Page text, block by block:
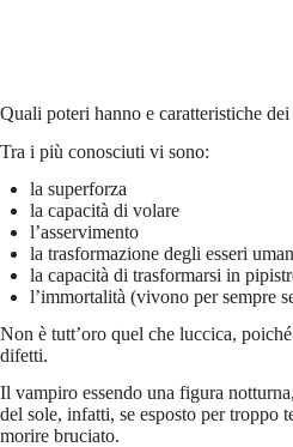
Quali poteri hanno e caratteristiche
Tra i più conosciuti vi sono:
la superforza
la capacità di volare
l’asservimento
la trasformazione degli esseri
la capacità di trasformarsi in
l’immortalità (vivono per sempre
Non è tutt’oro quel che luccica,
difetti.
Il vampiro essendo una figura
del sole, infatti, se esposto per troppo
morire bruciato.